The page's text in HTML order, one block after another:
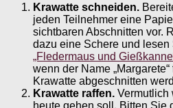
Krawatte schneiden.
jeden Teilnehmer eine
sichtbaren Abschnitten vor.
dazu eine Schere und
„Fledermaus und
wenn der Name
Krawatte abgeschnitten
Krawatte raffen. Vermutlich
heute gehen soll. Bitten Sie